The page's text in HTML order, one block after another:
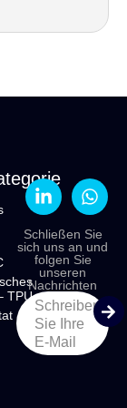
TPU
Schließen Sie
sich uns an und
folgen Sie
unseren
Nachrichten
Schreiben
Sie Ihre
E-Mail